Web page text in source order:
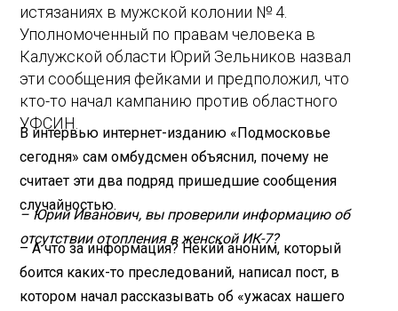
истязаниях в мужской колонии № 4.
Уполномоченный по правам человека в
Калужской области Юрий Зельников назвал
эти сообщения фейками и предположил, что
кто-то начал кампанию против областного
УФСИН.
В интервью интернет-изданию «Подмосковье
сегодня» сам омбудсмен объяснил, почему не
считает эти два подряд пришедшие сообщения
случайностью.
– Юрий Иванович, вы проверили информацию об
отсутствии отопления в женской ИК-7?
– А что за информация? Некий аноним, который
боится каких-то преследований, написал пост, в
котором начал рассказывать об «ужасах нашего